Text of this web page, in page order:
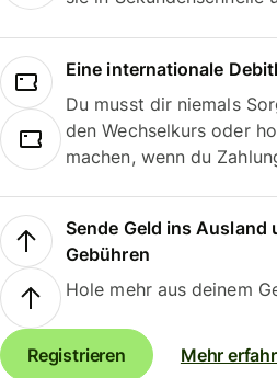
Eine internationale
Du musst dir niemals
den Wechselkurs oder
machen, wenn du
Sende Geld ins Ausland
Gebühren
Hole mehr aus deinem
Registrieren Mehr